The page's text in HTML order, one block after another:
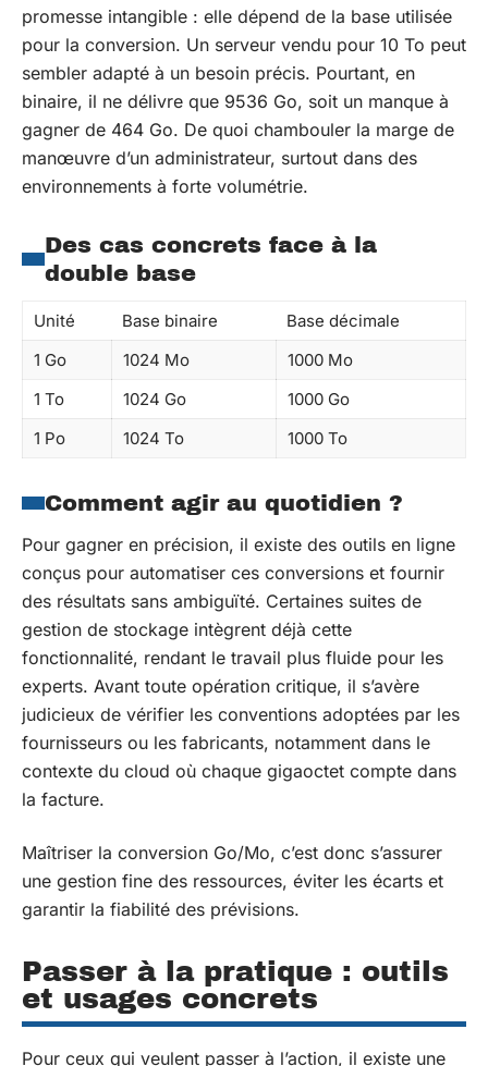
promesse intangible : elle dépend de la base utilisée
pour la conversion. Un serveur vendu pour 10 To peut
sembler adapté à un besoin précis. Pourtant, en
binaire, il ne délivre que 9536 Go, soit un manque à
gagner de 464 Go. De quoi chambouler la marge de
manœuvre d’un administrateur, surtout dans des
environnements à forte volumétrie.
Des cas concrets face à la
double base
Unité Base binaire
Base décimale
1 Go
1024 Mo
1000 Mo
1 To
1024 Go
1000 Go
1 Po
1024 To 1000 To
Comment agir au quotidien ?
Pour gagner en précision, il existe des outils en ligne
conçus pour automatiser ces conversions et fournir
des résultats sans ambiguïté. Certaines suites de
gestion de stockage intègrent déjà cette
fonctionnalité, rendant le travail plus fluide pour les
experts. Avant toute opération critique, il s’avère
judicieux de vérifier les conventions adoptées par les
fournisseurs ou les fabricants, notamment dans le
contexte du cloud où chaque gigaoctet compte dans
la facture.
Maîtriser la conversion Go/Mo, c’est donc s’assurer
une gestion fine des ressources, éviter les écarts et
garantir la fiabilité des prévisions.
Passer à la pratique : outils
et usages concrets
Pour ceux qui veulent passer à l’action, il existe une